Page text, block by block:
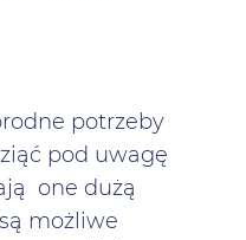
potrzeby
pod uwagę
one dużą
możliwe